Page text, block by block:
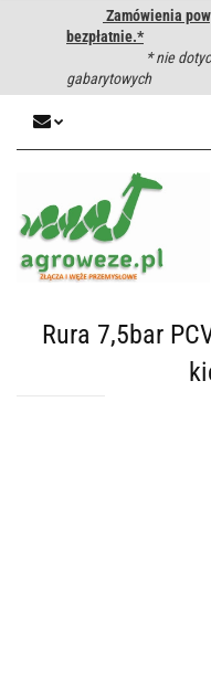
Zamówienia
bezpłatnie.*
* nie
gabarytowych
Rura 7,5bar